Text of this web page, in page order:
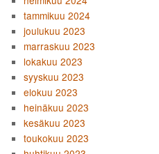
tammikuu 2024
joulukuu 2023
marraskuu 2023
lokakuu 2023
syyskuu 2023
elokuu 2023
heinäkuu 2023
kesäkuu 2023
toukokuu 2023